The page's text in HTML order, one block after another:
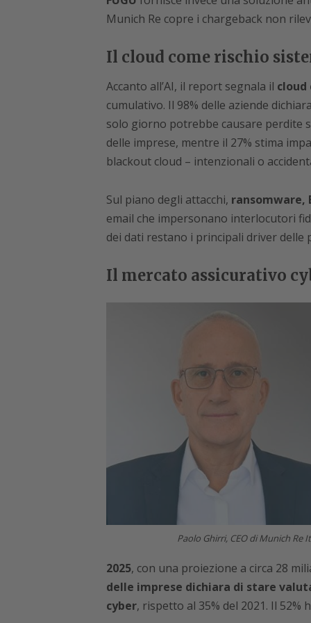
Munich Re copre i chargeback non
Il cloud come rischio
Accanto all’AI, il report segnala il
cumulativo. Il 98% delle aziende
solo giorno potrebbe causare perdite
delle imprese, mentre il 27% stima
blackout cloud – intenzionali o
Sul piano degli attacchi, ransomware,
email che impersonano interlocutori
dei dati restano i principali driver delle
Il mercato assicurativo
Paolo Ghirri, CEO di Munich Re
2025, con una proiezione a circa 28
delle imprese dichiara di stare
cyber, rispetto al 35% del 2021. Il 52%